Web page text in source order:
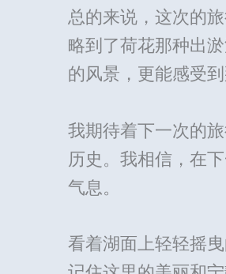
总的来说，这次的
略到了荷花那种出
的风景，更能感受
我期待着下一次的
历史。我相信，在
气息。
看着湖面上轻轻摇